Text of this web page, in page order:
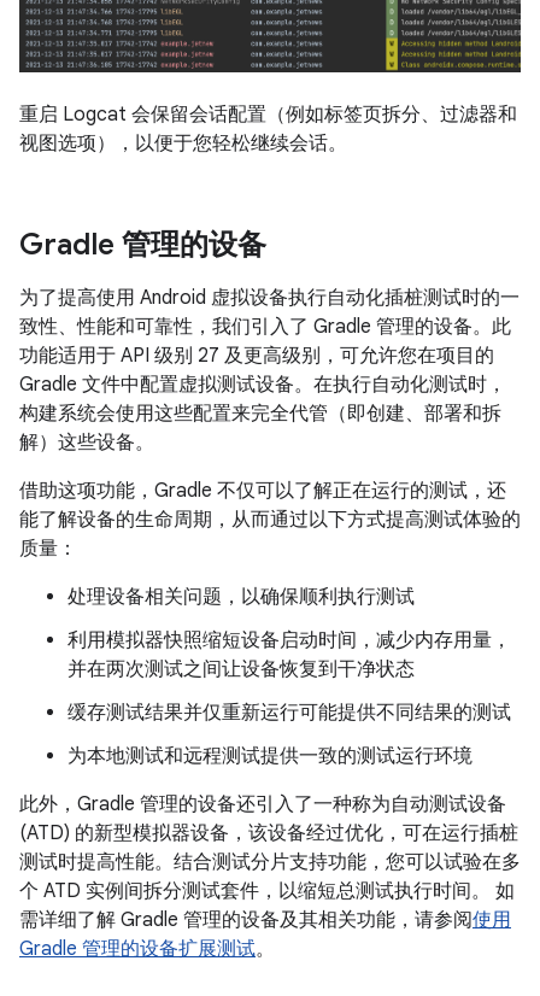
重启 Logcat 会保留会话配置（例如标签页拆分、过滤器和
视图选项），以便于您轻松继续会话。
Gradle 管理的设备
为了提高使用 Android 虚拟设备执行自动化插桩测试时的一
致性、性能和可靠性，我们引入了 Gradle 管理的设备。此
功能适用于 API 级别 27 及更高级别，可允许您在项目的
Gradle 文件中配置虚拟测试设备。在执行自动化测试时，
构建系统会使用这些配置来完全代管（即创建、部署和拆
解）这些设备。
借助这项功能，Gradle 不仅可以了解正在运行的测试，还
能了解设备的生命周期，从而通过以下方式提高测试体验的
质量：
处理设备相关问题，以确保顺利执行测试
利用模拟器快照缩短设备启动时间，减少内存用量，
并在两次测试之间让设备恢复到干净状态
缓存测试结果并仅重新运行可能提供不同结果的测试
为本地测试和远程测试提供一致的测试运行环境
此外，Gradle 管理的设备还引入了一种称为自动测试设备
(ATD) 的新型模拟器设备，该设备经过优化，可在运行插桩
测试时提高性能。结合测试分片支持功能，您可以试验在多
个 ATD 实例间拆分测试套件，以缩短总测试执行时间。 如
需详细了解 Gradle 管理的设备及其相关功能，请参阅使用
Gradle 管理的设备扩展测试。